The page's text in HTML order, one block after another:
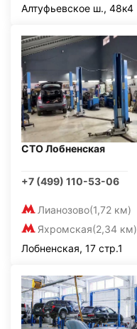
Алтуфьевское ш., 48к4
СТО Лобненская
+7 (499) 110-53-06
Лианозово(1,72 км)
Яхромская(2,34 км)
Лобненская, 17 стр.1